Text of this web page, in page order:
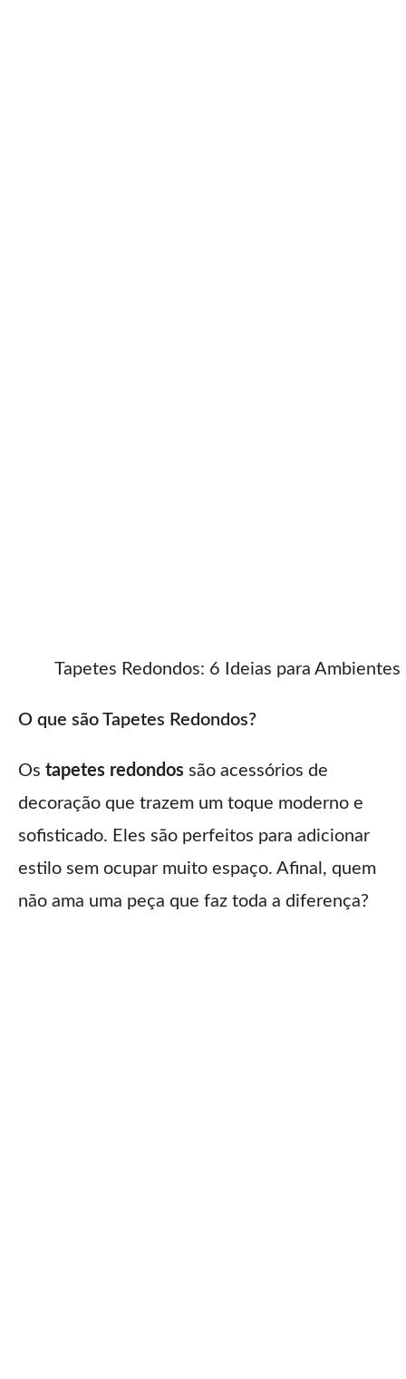
Tapetes Redondos: 6 Ideias para
O que são Tapetes Redondos?
Os tapetes redondos são acessórios de
decoração que trazem um toque moderno e
sofisticado. Eles são perfeitos para adicionar
estilo sem ocupar muito espaço. Afinal, quem
não ama uma peça que faz toda a diferença?